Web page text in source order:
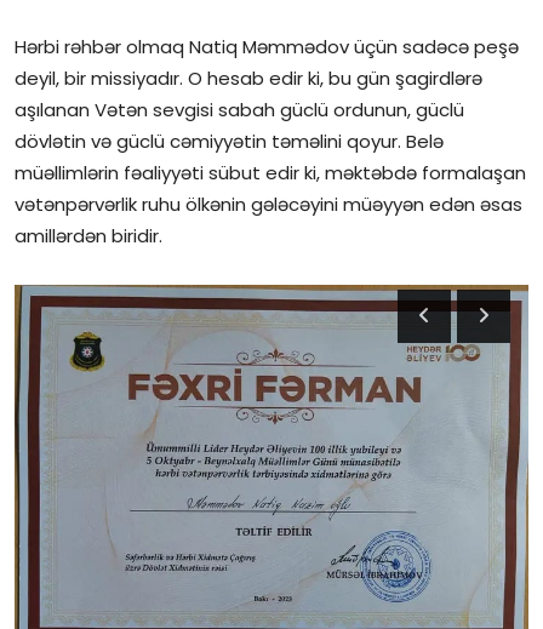
Hərbi rəhbər olmaq Natiq Məmmədov üçün sadəcə peşə
deyil, bir missiyadır. O hesab edir ki, bu gün şagirdlərə
aşılanan Vətən sevgisi sabah güclü ordunun, güclü
dövlətin və güclü cəmiyyətin təməlini qoyur. Belə
müəllimlərin fəaliyyəti sübut edir ki, məktəbdə formalaşan
vətənpərvərlik ruhu ölkənin gələcəyini müəyyən edən əsas
amillərdən biridir.